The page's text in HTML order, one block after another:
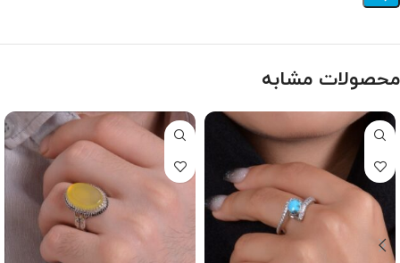
محصولات مشابه